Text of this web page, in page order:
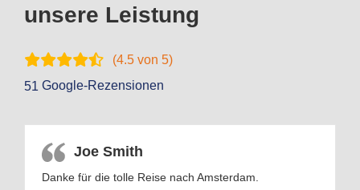
unsere Leistung
(4.5 von 5)
51 Google-Rezensionen
Joe Smith
Danke für die tolle Reise nach Amsterdam.